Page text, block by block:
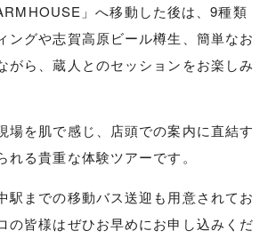
」へ移動した後は、9種類
ングや志賀高原ビール樽生、簡単なお
がら、蔵人とのセッションをお楽しみ
場を肌で感じ、店頭での案内に直結す
れる貴重な体験ツアーです。
駅までの移動バス送迎も用意されてお
の皆様はぜひお早めにお申し込みくだ